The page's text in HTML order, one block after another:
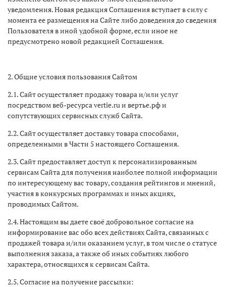
уведомления. Новая редакция Соглашения вступает в силу с
момента ее размещения на Сайте либо доведения до сведения
Пользователя в иной удобной форме, если иное не
предусмотрено новой редакцией Соглашения.
2. Общие условия пользования Сайтом
2.1. Сайт осуществляет продажу товара и/или услуг
посредством веб-ресурса vertie.ru и вертье.рф и
сопутствующих сервисных служб Сайта.
2.2. Сайт осуществляет доставку товара способами,
определенными в Части 5 настоящего Соглашения.
2.3. Сайт предоставляет доступ к персонализированным
сервисам Сайта для получения наиболее полной информации
по интересующему вас товару, создания рейтингов и мнений,
участия в конкурсных программах и иных акциях,
проводимых Сайтом.
2.4. Настоящим вы даете своё добровольное согласие на
информирование вас обо всех действиях Сайта, связанных с
продажей товара и/или оказанием услуг, в том числе о статусе
выполнения заказа, а также об иных событиях любого
характера, относящихся к сервисам Сайта.
2.5. Согласие на получение рассылки: